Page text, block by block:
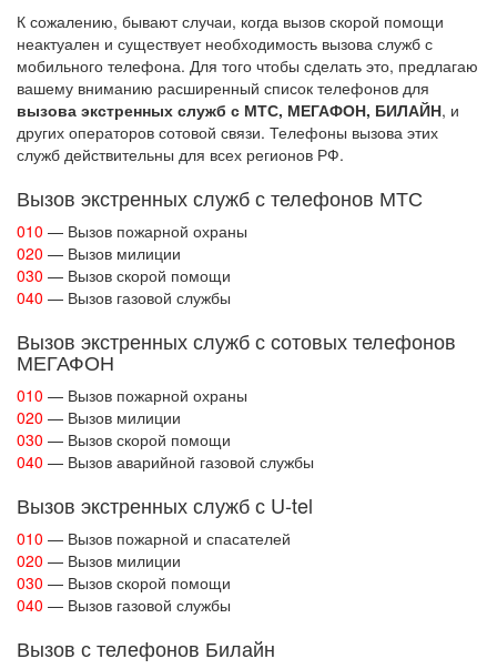
К сожалению, бывают случаи, когда вызов скорой помощи
неактуален и существует необходимость вызова служб с
мобильного телефона. Для того чтобы сделать это, предлагаю
вашему вниманию расширенный список телефонов для
вызова экстренных служб с МТС, МЕГАФОН, БИЛАЙН, и
других операторов сотовой связи. Телефоны вызова этих
служб действительны для всех регионов РФ.
Вызов экстренных служб с телефонов МТС
010 — Вызов пожарной охраны
020 — Вызов милиции
030 — Вызов скорой помощи
040 — Вызов газовой службы
Вызов экстренных служб с сотовых телефонов
МЕГАФОН
010 — Вызов пожарной охраны
020 — Вызов милиции
030 — Вызов скорой помощи
040 — Вызов аварийной газовой службы
Вызов экстренных служб с U-tel
010 — Вызов пожарной и спасателей
020 — Вызов милиции
030 — Вызов скорой помощи
040 — Вызов газовой службы
Вызов с телефонов Билайн